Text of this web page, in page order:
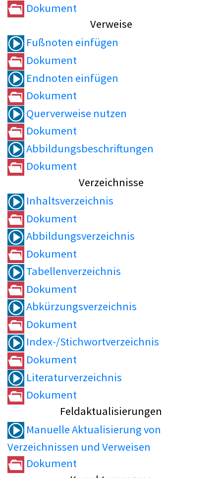
Dokument
Verweise
Fußnoten einfügen
Dokument
Endnoten einfügen
Dokument
Querverweise nutzen
Dokument
Abbildungsbeschriftungen
Dokument
Verzeichnisse
Inhaltsverzeichnis
Dokument
Abbildungsverzeichnis
Dokument
Tabellenverzeichnis
Dokument
Abkürzungsverzeichnis
Dokument
Index-/Stichwortverzeichnis
Dokument
Literaturverzeichnis
Dokument
Feldaktualisierungen
Manuelle Aktualisierung von
Verzeichnissen und Verweisen
Dokument